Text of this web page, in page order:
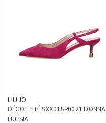
LIU JO
DÉCOLLETÉ SXX015P0021 DONNA
FUCSIA